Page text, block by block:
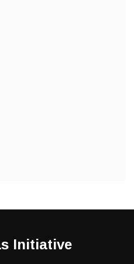
Initiative